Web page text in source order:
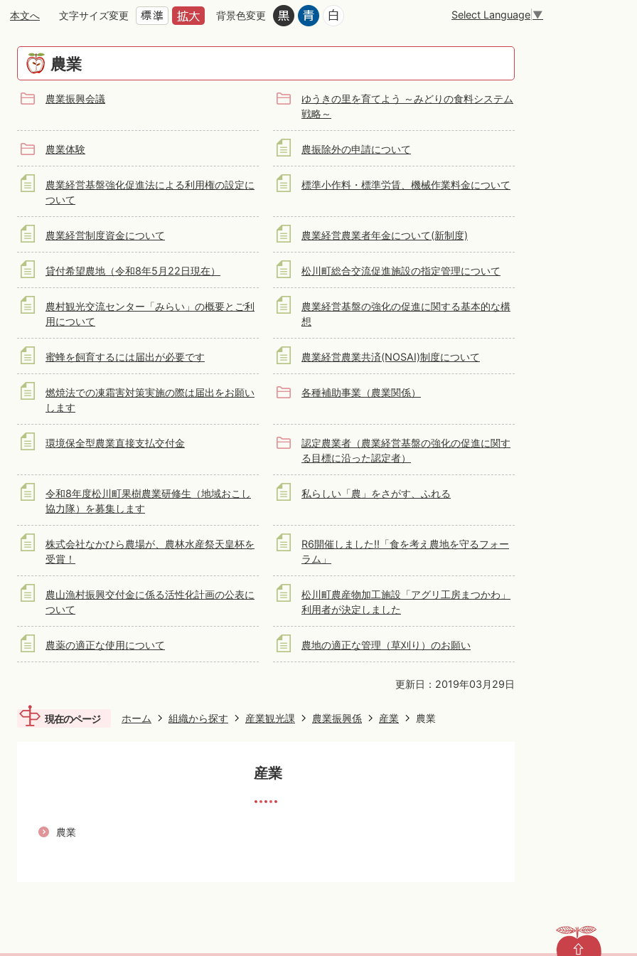
本文へ 文字サイズ変更 背景色変更 Select Language ▼
農業
農業振興会議
ゆうきの里を育てよう ～みどりの食料システム
戦略～
農業体験 農振除外の申請について
農業経営基盤強化促進法による利用権の設定に
ついて
標準小作料・標準労賃、機械作業料金について
農業経営制度資金について 農業経営農業者年金について(新制度)
貸付希望農地（令和8年5月22日現在） 松川町総合交流促進施設の指定管理について
農村観光交流センター「みらい」の概要とご利
用について
農業経営基盤の強化の促進に関する基本的な構
想
蜜蜂を飼育するには届出が必要です 農業経営農業共済(NOSAI)制度について
燃焼法での凍霜害対策実施の際は届出をお願い
します
各種補助事業（農業関係）
環境保全型農業直接支払交付金
認定農業者（農業経営基盤の強化の促進に関す
る目標に沿った認定者）
令和8年度松川町果樹農業研修生（地域おこし
協力隊）を募集します
私らしい「農」をさがす、ふれる
株式会社なかひら農場が、農林水産祭天皇杯を
受賞！
R6開催しました‼「食を考え農地を守るフォー
ラム」
農山漁村振興交付金に係る活性化計画の公表に
ついて
松川町農産物加工施設「アグリ工房まつかわ」
利用者が決定しました
農薬の適正な使用について 農地の適正な管理（草刈り）のお願い
更新日：2019年03月29日
現在のページ ホーム 組織から探す 産業観光課 農業振興係 産業 農業
産業
農業